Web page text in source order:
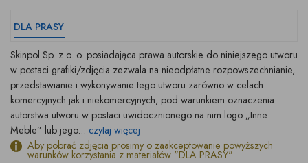
DLA PRASY
Skinpol Sp. z o. o. posiadająca prawa autorskie do niniejszego utworu
w postaci grafiki/zdjęcia zezwala na nieodpłatne rozpowszechnianie,
przedstawianie i wykonywanie tego utworu zarówno w celach
komercyjnych jak i niekomercyjnych, pod warunkiem oznaczenia
autorstwa utworu w postaci uwidocznionego na nim logo „Inne
Meble” lub jego... czytaj więcej
Aby pobrać zdjęcia prosimy o zaakceptowanie powyższych
warunków korzystania z materiałów "DLA PRASY"